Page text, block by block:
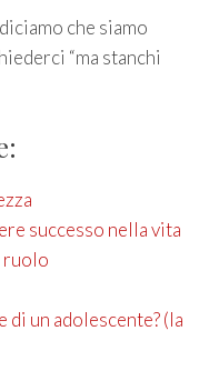
che siamo
“ma stanchi
successo nella vita
ruolo
un adolescente? (la